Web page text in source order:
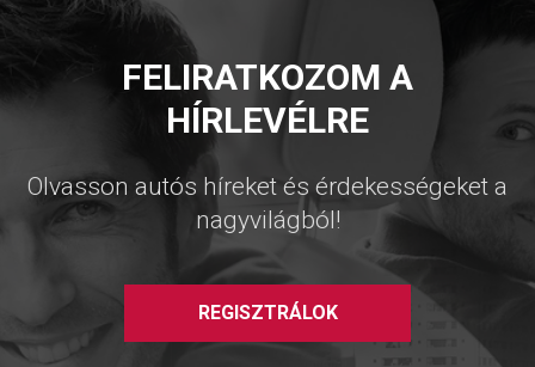
FELIRATKOZOM A
HÍRLEVÉLRE
Olvasson autós híreket és érdekességeket a
nagyvilágból!
REGISZTRÁLOK